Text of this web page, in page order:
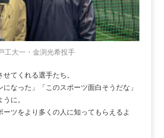
工大一・金渕光希投手
てくれる選手たち。
になった」「このスポーツ面白そうだな」
に。
ーツをより多くの人に知ってもらえるよ